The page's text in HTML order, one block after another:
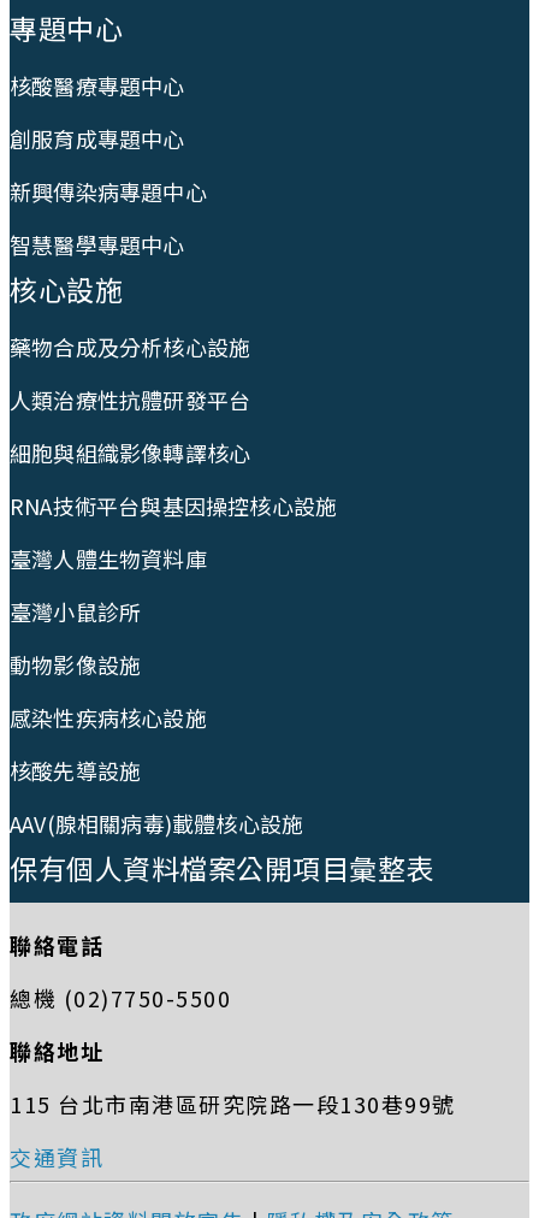
專題中心
核酸醫療專題中心
創服育成專題中心
新興傳染病專題中心
智慧醫學專題中心
核心設施
藥物合成及分析核心設施
人類治療性抗體研發平台
細胞與組織影像轉譯核心
RNA技術平台與基因操控核心設施
臺灣人體生物資料庫
臺灣小鼠診所
動物影像設施
感染性疾病核心設施
核酸先導設施
AAV(腺相關病毒)載體核心設施
保有個人資料檔案公開項目彙整表
聯絡電話
總機 (02)7750-5500
聯絡地址
115 台北市南港區研究院路一段130巷99號
交通資訊